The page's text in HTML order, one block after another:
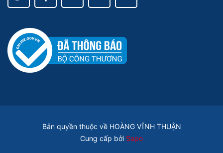
Bản quyền thuộc về HOÀNG VĨNH THUẬN
Cung cấp bởi Sapo